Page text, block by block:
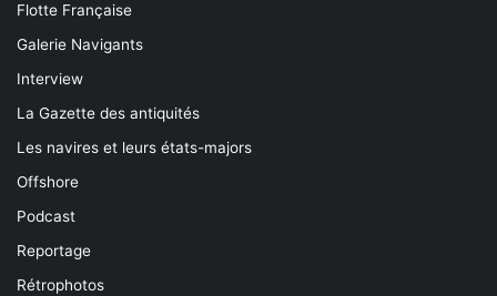
Flotte Française
Galerie Navigants
Interview
La Gazette des antiquités
Les navires et leurs états-majors
Offshore
Podcast
Reportage
Rétrophotos